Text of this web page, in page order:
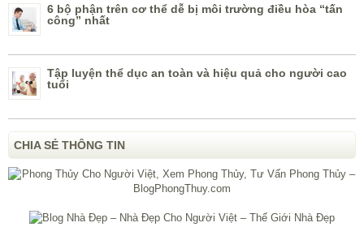
6 bộ phận trên cơ thể dễ bị môi trường điều hòa “tấn
công” nhất
Tập luyện thể dục an toàn và hiệu quả cho người cao
tuổi
CHIA SẺ THÔNG TIN